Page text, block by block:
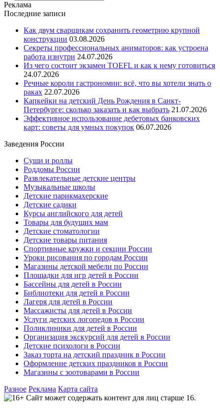
Реклама
Последние записи
Как двум сварщикам сохранить геометрию крупной
конструкции 03.08.2026
Секреты профессиональных аниматоров: как устроена
работа изнутри 24.07.2026
Из чего состоит экзамен TOEFL и как к нему готовиться
24.07.2026
Речные короли гастрономии: всё, что вы хотели знать о
раках 22.07.2026
Капкейки на детский День Рождения в Санкт-
Петербурге: сколько заказать и как выбрать 21.07.2026
Эффективное использование дебетовых банковских
карт: советы для умных покупок 06.07.2026
Заведения России
Суши и роллы
Роддомы России
Развлекательные детские центры
Музыкальные школы
Детские парикмахерские
Детские садики
Курсы английского для детей
Товары для будущих мам
Детские стоматологии
Детские товары питания
Спортивные кружки и секции России
Уроки рисования по городам России
Магазины детской мебели по России
Площадки для игр детей в России
Бассейны для детей в России
Библиотеки для детей в России
Лагеря для детей в России
Массажисты для детей в России
Услуги детских логопедов в России
Поликлиники для детей в России
Организация экскурсий для детей в России
Детские психологи в России
Заказ торта на детский праздник в России
Оформление детских праздников в России
Магазины с зоотоварами в России
Разное Реклама Карта сайта
Сайт может содержать контент для лиц старше 16.